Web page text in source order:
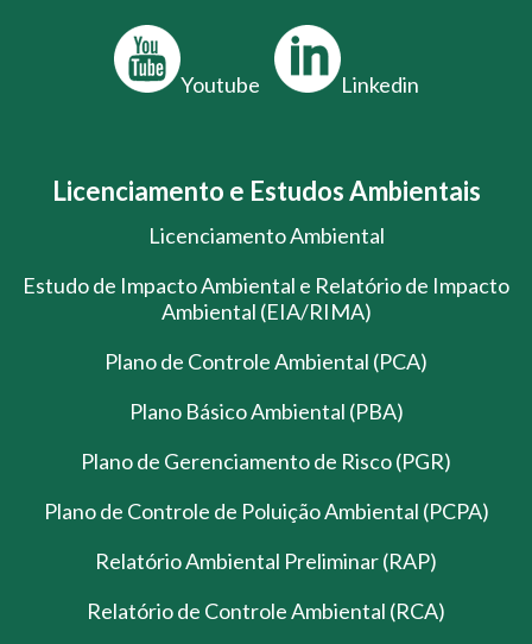
Youtube Linkedin
Licenciamento e Estudos Ambientais
Licenciamento Ambiental
Estudo de Impacto Ambiental e Relatório de Impacto
Ambiental (EIA/RIMA)
Plano de Controle Ambiental (PCA)
Plano Básico Ambiental (PBA)
Plano de Gerenciamento de Risco (PGR)
Plano de Controle de Poluição Ambiental (PCPA)
Relatório Ambiental Preliminar (RAP)
Relatório de Controle Ambiental (RCA)